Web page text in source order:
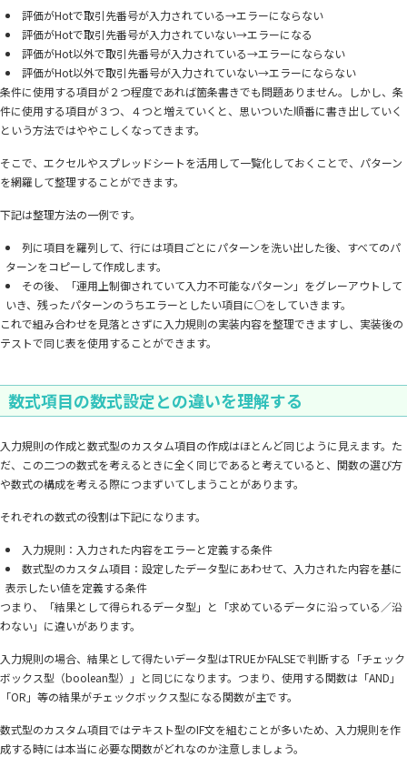
評価がHotで取引先番号が入力されている→エラーにならない
評価がHotで取引先番号が入力されていない→エラーになる
評価がHot以外で取引先番号が入力されている→エラーにならない
評価がHot以外で取引先番号が入力されていない→エラーにならない
条件に使用する項目が２つ程度であれば箇条書きでも問題ありません。しかし、条
件に使用する項目が３つ、４つと増えていくと、思いついた順番に書き出していく
という方法ではややこしくなってきます。
そこで、エクセルやスプレッドシートを活用して一覧化しておくことで、パターン
を網羅して整理することができます。
下記は整理方法の一例です。
列に項目を羅列して、行には項目ごとにパターンを洗い出した後、すべてのパ
ターンをコピーして作成します。
その後、「運用上制御されていて入力不可能なパターン」をグレーアウトして
いき、残ったパターンのうちエラーとしたい項目に○をしていきます。
これで組み合わせを見落とさずに入力規則の実装内容を整理できますし、実装後の
テストで同じ表を使用することができます。
数式項目の数式設定との違いを理解する
入力規則の作成と数式型のカスタム項目の作成はほとんど同じように見えます。た
だ、この二つの数式を考えるときに全く同じであると考えていると、関数の選び方
や数式の構成を考える際につまずいてしまうことがあります。
それぞれの数式の役割は下記になります。
入力規則：入力された内容をエラーと定義する条件
数式型のカスタム項目：設定したデータ型にあわせて、入力された内容を基に
表示したい値を定義する条件
つまり、「結果として得られるデータ型」と「求めているデータに沿っている／沿
わない」に違いがあります。
入力規則の場合、結果として得たいデータ型はTRUEかFALSEで判断する「チェック
ボックス型（boolean型）」と同じになります。つまり、使用する関数は「AND」
「OR」等の結果がチェックボックス型になる関数が主です。
数式型のカスタム項目ではテキスト型のIF文を組むことが多いため、入力規則を作
成する時には本当に必要な関数がどれなのか注意しましょう。